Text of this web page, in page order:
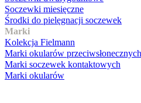
Soczewki miesięczne
Środki do pielęgnacji soczewek
Marki
Kolekcja Fielmann
Marki okularów przeciwsłonecznych
Marki soczewek kontaktowych
Marki okularów